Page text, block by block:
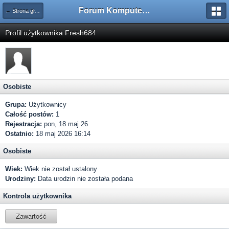
← Strona główna Forum Komputerowe PCFoster.pl
Profil użytkownika Fresh684
Osobiste
Grupa: Użytkownicy
Całość postów: 1
Rejestracja: pon, 18 maj 26
Ostatnio: 18 maj 2026 16:14
Osobiste
Wiek: Wiek nie został ustalony
Urodziny: Data urodzin nie została podana
Kontrola użytkownika
Zawartość